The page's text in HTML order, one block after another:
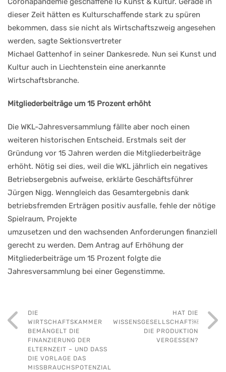
dieser Zeit hätten es Kulturschaffende stark zu spüren
bekommen, dass sie nicht als Wirtschaftszweig angesehen
werden, sagte Sektionsvertreter
Michael Gattenhof in seiner Dankesrede. Nun sei Kunst und
Kultur auch in Liechtenstein eine anerkannte
Wirtschaftsbranche.
Mitgliederbeiträge um 15 Prozent erhöht
Die WKL-Jahresversammlung fällte aber noch einen
weiteren historischen Entscheid. Erstmals seit der
Gründung vor 15 Jahren werden die Mitgliederbeiträge
erhöht. Nötig sei dies, weil die WKL jährlich ein negatives
Betriebsergebnis aufweise, erklärte Geschäftsführer
Jürgen Nigg. Wenngleich das Gesamtergebnis dank
betriebsfremden Erträgen positiv ausfalle, fehle der nötige
Spielraum, Projekte
umzusetzen und den wachsenden Anforderungen finanziell
gerecht zu werden. Dem Antrag auf Erhöhung der
Mitgliederbeiträge um 15 Prozent folgte die
Jahresversammlung bei einer Gegenstimme.
DIE
WIRTSCHAFTSKAMMER
BEMÄNGELT DIE
FINANZIERUNG DER
ELTERNZEIT – UND DASS
DIE VORLAGE DAS
MISSBRAUCHSPOTENZIAL
HAT DIE
WISSENSGESELLSCHAFT￼
DIE PRODUKTION
VERGESSEN?